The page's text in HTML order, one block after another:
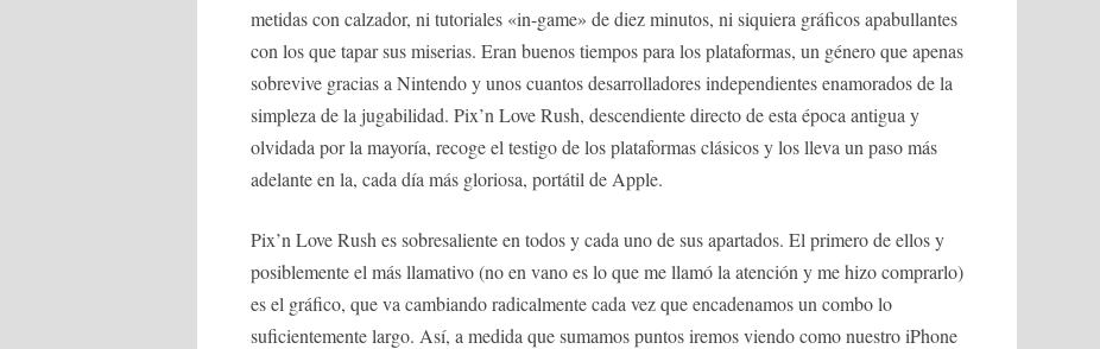
metidas con calzador, ni tutoriales «in-game» de diez minutos, ni siquiera gráficos apabullantes
con los que tapar sus miserias. Eran buenos tiempos para los plataformas, un género que apenas
sobrevive gracias a Nintendo y unos cuantos desarrolladores independientes enamorados de la
simpleza de la jugabilidad. Pix’n Love Rush, descendiente directo de esta época antigua y
olvidada por la mayoría, recoge el testigo de los plataformas clásicos y los lleva un paso más
adelante en la, cada día más gloriosa, portátil de Apple.
Pix’n Love Rush es sobresaliente en todos y cada uno de sus apartados. El primero de ellos y
posiblemente el más llamativo (no en vano es lo que me llamó la atención y me hizo comprarlo)
es el gráfico, que va cambiando radicalmente cada vez que encadenamos un combo lo
suficientemente largo. Así, a medida que sumamos puntos iremos viendo como nuestro iPhone